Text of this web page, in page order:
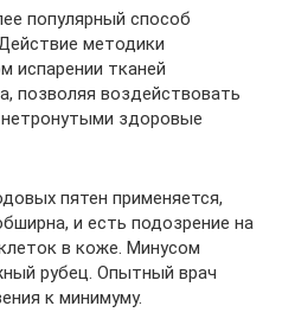
популярный способ
методики
испарении тканей
позволяя воздействовать
нетронутыми здоровые
пятен применяется,
и есть подозрение на
в коже. Минусом
рубец. Опытный врач
к минимуму.